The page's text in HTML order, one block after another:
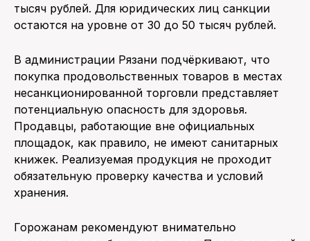
тысяч рублей. Для юридических лиц санкции
остаются на уровне от 30 до 50 тысяч рублей.
В администрации Рязани подчёркивают, что
покупка продовольственных товаров в местах
несанкционированной торговли представляет
потенциальную опасность для здоровья.
Продавцы, работающие вне официальных
площадок, как правило, не имеют санитарных
книжек. Реализуемая продукция не проходит
обязательную проверку качества и условий
хранения.
Горожанам рекомендуют внимательно